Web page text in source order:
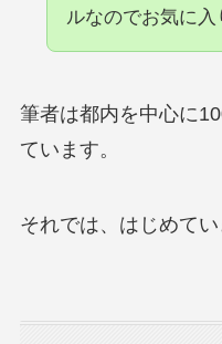
ルなのでお気に入
筆者は都内を中心に
ています。
それでは、はじめてい